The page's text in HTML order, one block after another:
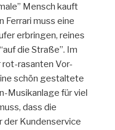
Mensch kauft
Ferrari muss eine
erbringen, reines
die Straße”. Im
rasanten Vor-
schön gestaltete
Musikanlage für viel
dass die
der Kundenservice